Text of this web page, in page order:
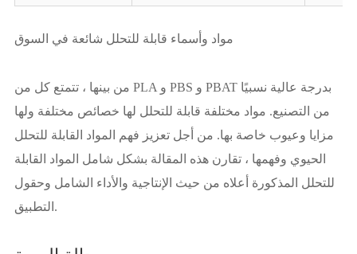
مواد وأسماء قابلة للتحلل شائعة في السوق
من بينها ، تتمتع كل من PLA و PBS و PBAT بدرجة عالية نسبيًا
من التصنيع. مواد مختلفة قابلة للتحلل لها خصائص مختلفة ولها
مزايا وعيوب خاصة بها. من أجل تعزيز فهم المواد القابلة للتحلل
الحيوي وفهمها ، تقارن هذه المقالة بشكل شامل المواد القابلة
للتحلل المذكورة أعلاه من حيث الإنتاجية والأداء الشامل وحقول
التطبيق.